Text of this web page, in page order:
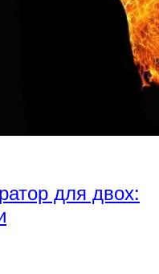
для двох: